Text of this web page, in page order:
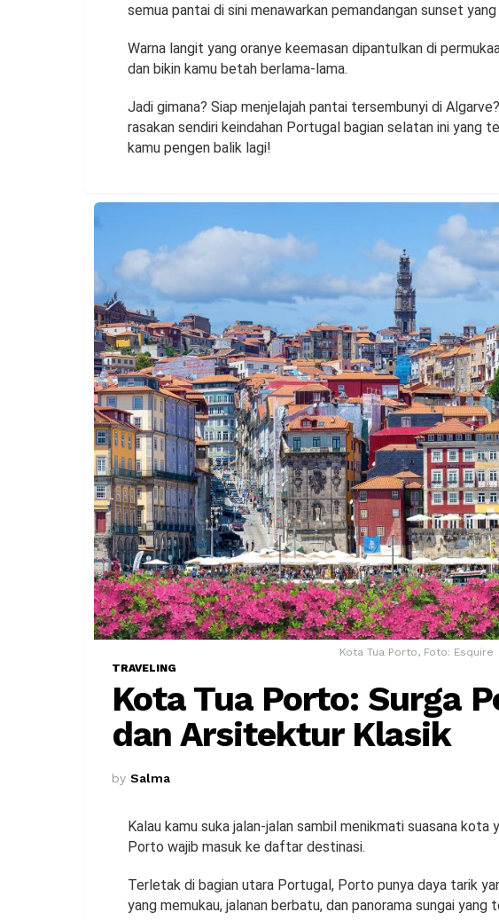
semua pantai di sini menawarkan pemandangan sunset yang
Warna langit yang oranye keemasan dipantulkan di
dan bikin kamu betah berlama-lama.
Jadi gimana? Siap menjelajah pantai tersembunyi di
rasakan sendiri keindahan Portugal bagian selatan ini yang
kamu pengen balik lagi!
Kota Tua Porto, Foto: Esquire
TRAVELING
Kota Tua Porto: Surga
dan Arsitektur Klasik
by Salma
Kalau kamu suka jalan-jalan sambil menikmati suasana kota
Porto wajib masuk ke daftar destinasi.
Terletak di bagian utara Portugal, Porto punya daya tarik
yang memukau, jalanan berbatu, dan panorama sungai yang